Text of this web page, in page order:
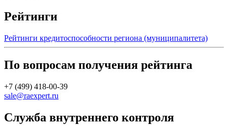
Рейтинги
Рейтинги кредитоспособности региона (муниципалитета)
По вопросам получения рейтинга
+7 (499) 418-00-39
sale@raexpert.ru
Служба внутреннего контроля